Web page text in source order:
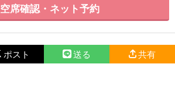
空席確認・ネット予約
ポスト 送る 共有